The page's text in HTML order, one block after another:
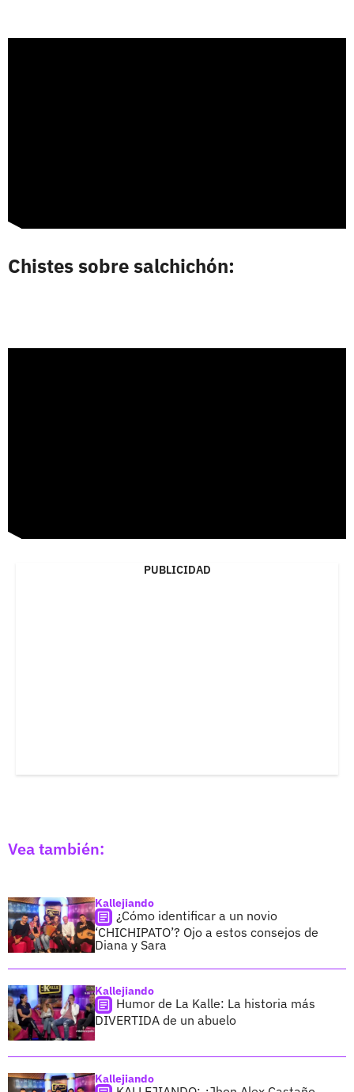
Chistes sobre salchichón:
PUBLICIDAD
Vea también:
Kallejiando
¿Cómo identificar a un novio
‘CHICHIPATO’? Ojo a estos consejos de
Diana y Sara
Kallejiando
Humor de La Kalle: La historia más
DIVERTIDA de un abuelo
Kallejiando